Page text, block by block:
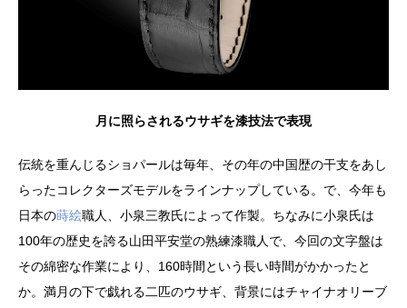
月に照らされるウサギを漆技法で表現
伝統を重んじるショパールは毎年、その年の中国歴の干支をあし
らったコレクターズモデルをラインナップしている。で、今年も
日本の蒔絵職人、小泉三教氏によって作製。ちなみに小泉氏は
100年の歴史を誇る山田平安堂の熟練漆職人で、今回の文字盤は
その綿密な作業により、160時間という長い時間がかかったと
か。満月の下で戯れる二匹のウサギ、背景にはチャイナオリーブ